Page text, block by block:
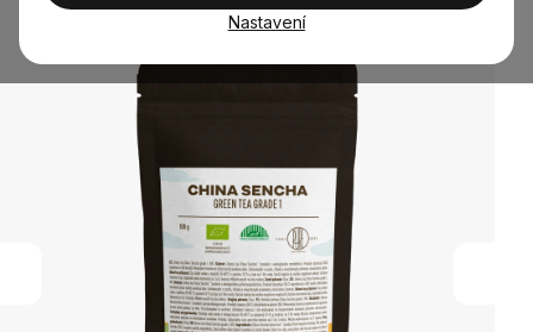
Nastavení
produktu
z